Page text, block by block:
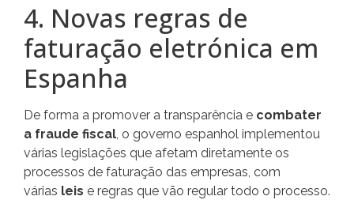
4. Novas regras de
faturação eletrónica em
Espanha
De forma a promover a transparência e combater
a fraude fiscal, o governo espanhol implementou
várias legislações que afetam diretamente os
processos de faturação das empresas, com
várias leis e regras que vão regular todo o processo.